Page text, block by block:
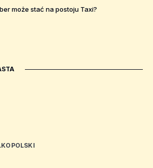
może stać na postoju Taxi?